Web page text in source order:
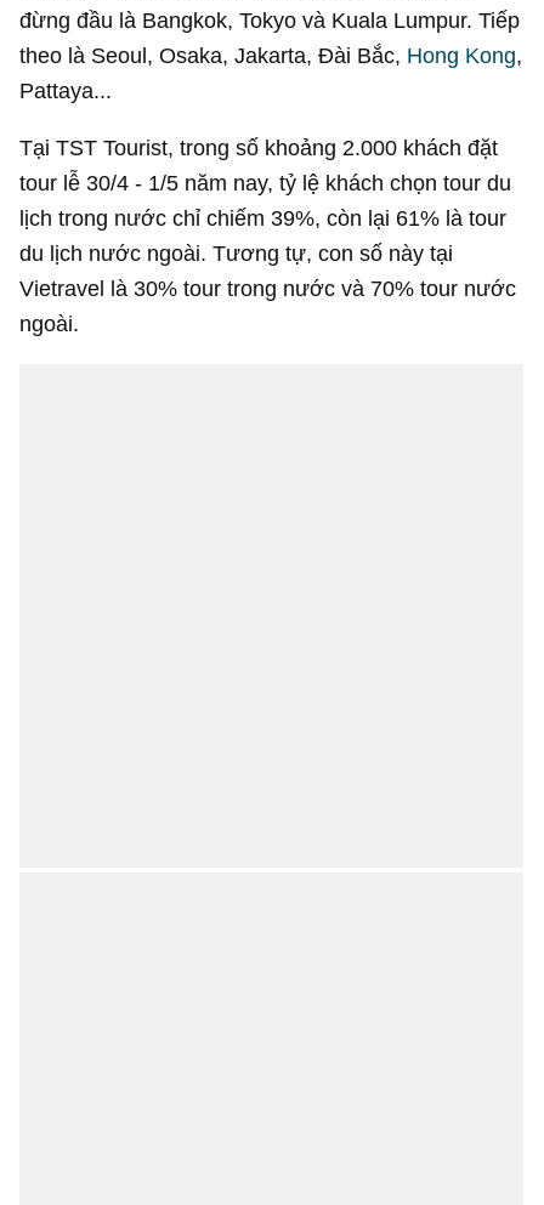
đừng đầu là Bangkok, Tokyo và Kuala Lumpur. Tiếp
theo là Seoul, Osaka, Jakarta, Đài Bắc, Hong Kong,
Pattaya...
Tại TST Tourist, trong số khoảng 2.000 khách đặt
tour lễ 30/4 - 1/5 năm nay, tỷ lệ khách chọn tour du
lịch trong nước chỉ chiếm 39%, còn lại 61% là tour
du lịch nước ngoài. Tương tự, con số này tại
Vietravel là 30% tour trong nước và 70% tour nước
ngoài.